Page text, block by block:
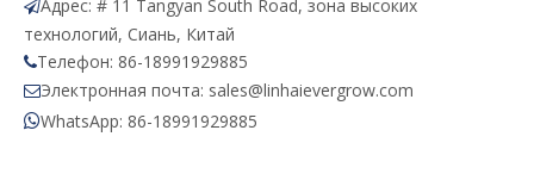
Адрес: # 11 Tangyan South Road, зона высоких
технологий, Сиань, Китай
Телефон: 86-18991929885
Электронная почта: sales@linhaievergrow.com
WhatsApp: 86-18991929885